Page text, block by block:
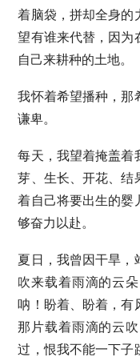
着脑袋，拼却全身的
望有谁来代替，因为
自己来耕种的土地。
我怀着希望播种，那
谦卑。
每天，我望着掩盖着
芽、生长、开花、结
着自己将要出生的婴
够奋力以赴。
夏日，我曾因干旱，
吹来载着雨滴的云
呐！盼着、盼着，有
那片载着雨滴的云
过，恨我不能一下子